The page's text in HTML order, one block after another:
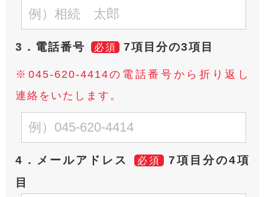
3．電話番号 必須 7項目分の3項目
※045-620-4414の電話番号から折り返し
連絡をいたします。
4．メールアドレス 必須 7項目分の4項
目